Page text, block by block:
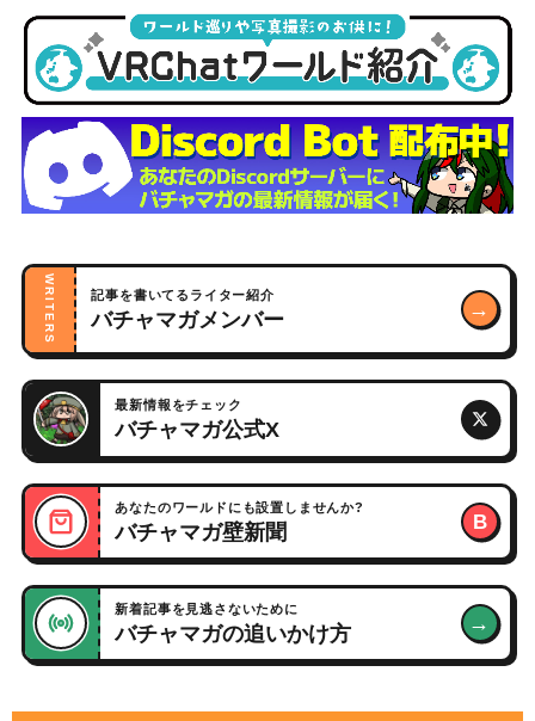
WRITERS 記事を書いてるライター紹介
バチャマガメンバー →
最新情報をチェック
バチャマガ公式X
あなたのワールドにも設置しませんか?
バチャマガ壁新聞 B
新着記事を見逃さないために
バチャマガの追いかけ方 →